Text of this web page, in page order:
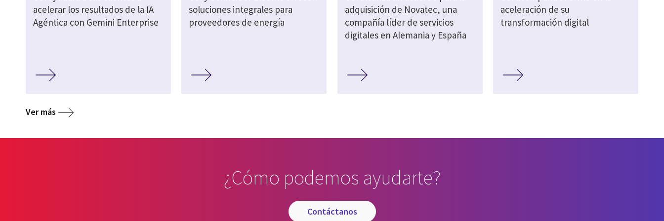
acelerar los resultados de la IA
Agéntica con Gemini Enterprise
soluciones integrales para
proveedores de energía
adquisición de Novatec, una
compañía líder de servicios
digitales en Alemania y España
aceleración de su
transformación digital
Ver más
¿Cómo podemos ayudarte?
contáctanos